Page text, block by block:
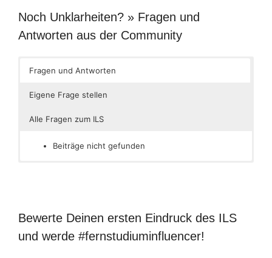
Noch Unklarheiten? » Fragen und
Antworten aus der Community
Fragen und Antworten
Eigene Frage stellen
Alle Fragen zum ILS
Beiträge nicht gefunden
Bewerte Deinen ersten Eindruck des ILS
und werde #fernstudiuminfluencer!